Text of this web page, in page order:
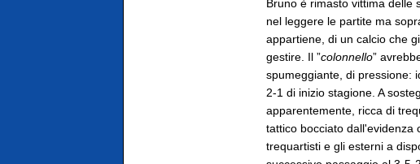
Bruno è rimasto vittima delle
nel leggere le partite ma
appartiene, di un calcio che
gestire. Il ”colonnello”
spumeggiante, di pressione:
2-1 di inizio stagione. A
apparentemente, ricca di
tattico bocciato dall'evidenza
trequartisti e gli esterni a